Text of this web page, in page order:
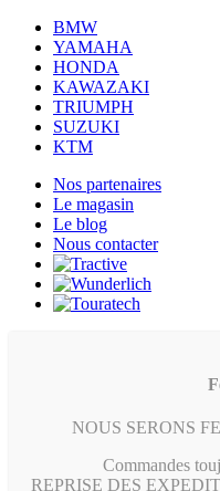
BMW
YAMAHA
HONDA
KAWAZAKI
TRIUMPH
SUZUKI
KTM
Nos partenaires
Le magasin
Le blog
Nous contacter
NOUS SERONS
Commandes
REPRISE DES